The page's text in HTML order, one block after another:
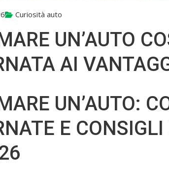
Curiosità auto
UN’AUTO
AI
UN’AUTO:
E